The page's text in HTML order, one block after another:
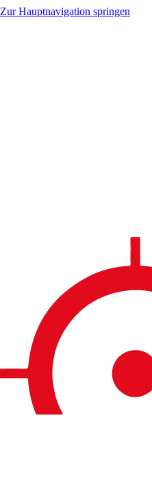
Zur Hauptnavigation springen